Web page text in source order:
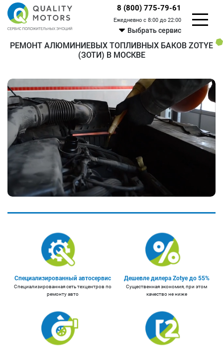
8 (800) 775-79-61
Ежедневно с 8:00 до 22:00
Выбрать сервис
РЕМОНТ АЛЮМИНИЕВЫХ ТОПЛИВНЫХ БАКОВ ZOTYE
(ЗОТИ) В МОСКВЕ
Специализированный автосервис
Специализированная сеть техцентров по
ремонту авто
Дешевле дилера Zotye до 55%
Существенная экономия, при этом
качество не ниже